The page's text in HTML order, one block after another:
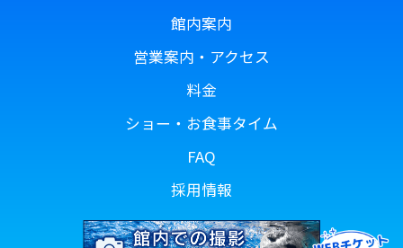
館内案内
営業案内・アクセス
料金
ショー・お食事タイム
FAQ
採用情報